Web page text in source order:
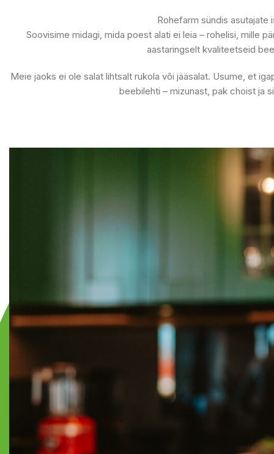
Rohefarm sündis asutajate
Soovisime midagi, mida poest alati ei leia – rohelisi, mille
aastaringselt kvaliteetseid
Meie jaoks ei ole salat lihtsalt rukola või jääsalat. Usume, et
beebilehti – mizunast, pak choist ja